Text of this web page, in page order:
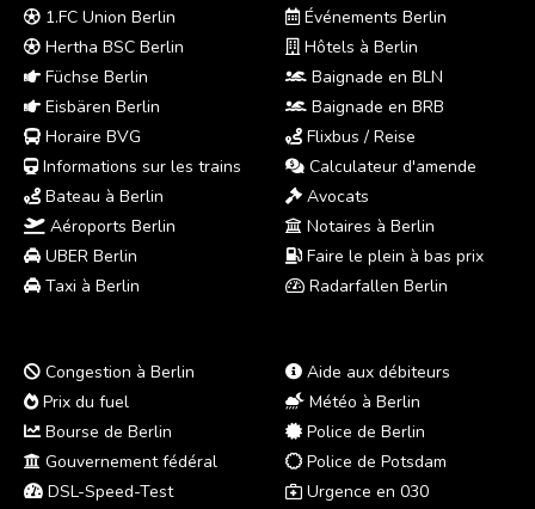
1.FC Union Berlin
Hertha BSC Berlin
Füchse Berlin
Eisbären Berlin
Horaire BVG
Informations sur les trains
Bateau à Berlin
Aéroports Berlin
UBER Berlin
Taxi à Berlin
Événements Berlin
Hôtels à Berlin
Baignade en BLN
Baignade en BRB
Flixbus / Reise
Calculateur d'amende
Avocats
Notaires à Berlin
Faire le plein à bas prix
Radarfallen Berlin
Congestion à Berlin
Prix du fuel
Bourse de Berlin
Gouvernement fédéral
DSL-Speed-Test
Aide aux débiteurs
Météo à Berlin
Police de Berlin
Police de Potsdam
Urgence en 030